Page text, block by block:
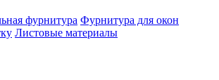
фурнитура Фурнитура для окон
Листовые материалы